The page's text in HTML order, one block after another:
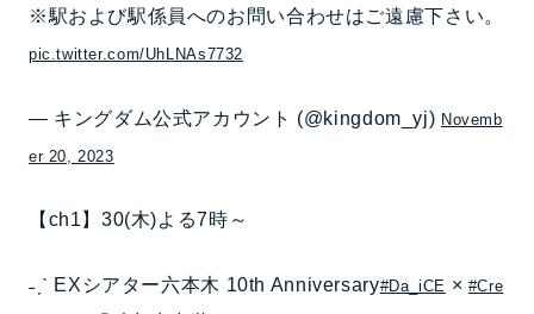
※駅および駅係員へのお問い合わせはご遠慮下さい。
pic.twitter.com/UhLNAs7732
— キングダム公式アカウント (@kingdom_yj) Novemb
er 20, 2023
【ch1】30(木)よる7時～
˗ˏˋ EXシアター六本木 10th Anniversary#Da_iCE × #Cre